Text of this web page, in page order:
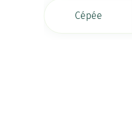
Cépée